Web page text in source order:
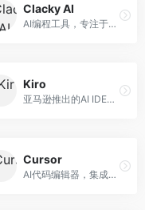
Clacky AI
AI编程工具，专注于代码智能生成与优化。面向开发者，提供代码生成、代码重构、错误修复等服务，编程效率高。
Kiro
亚马逊推出的AI IDE，深度整合AWS云服务。面向AWS开发者，提供代码生成、云服务集成、部署自动化等服务，与AWS生态无缝衔接。
Cursor
AI代码编辑器，集成GPT-4模型，专注于智能编程辅助。面向开发者，提供代码生成、代码解释、错误修复等服务，编程体验流畅，开发效率高。